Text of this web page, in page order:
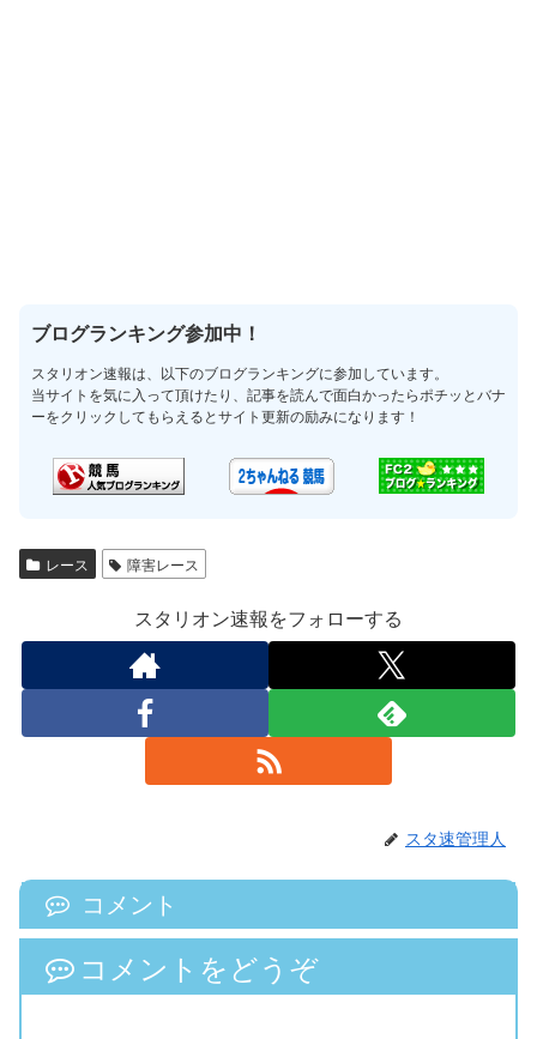
ブログランキング参加中！
スタリオン速報は、以下のブログランキングに参加しています。
当サイトを気に入って頂けたり、記事を読んで面白かったらポチッとバナ
ーをクリックしてもらえるとサイト更新の励みになります！
レース 障害レース
スタリオン速報をフォローする
スタ速管理人
コメント
コメントをどうぞ